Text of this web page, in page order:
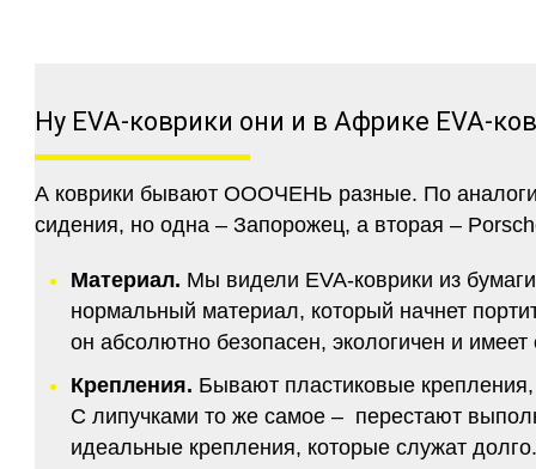
Ну EVA-коврики они и в Африке EVA-
А коврики бывают ОООЧЕНЬ разные. По
сидения, но одна – Запорожец, а вторая –
Материал. Мы видели EVA-коврики из
нормальный материал, который начнет
он абсолютно безопасен, экологичен и
Крепления. Бывают пластиковые
С липучками то же самое – перестают
идеальные крепления, которые служат